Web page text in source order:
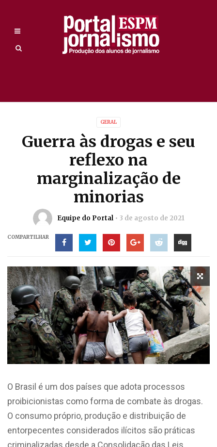
GERAL
Guerra às drogas e seu
reflexo na
marginalização de
minorias
Equipe do Portal 3 de agosto de 2021
COMPARTILHAR
O Brasil é um dos países que adota processos
proibicionistas como forma de combate às drogas.
O consumo próprio, produção e distribuição de
entorpecentes considerados ilícitos são práticas
criminalizadas desde a Consolidação das Leis